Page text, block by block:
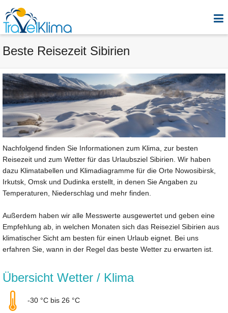
Beste Reisezeit Sibirien
Nachfolgend finden Sie Informationen zum Klima, zur besten
Reisezeit und zum Wetter für das Urlaubsziel Sibirien. Wir haben
dazu Klimatabellen und Klimadiagramme für die Orte Nowosibirsk,
Irkutsk, Omsk und Dudinka erstellt, in denen Sie Angaben zu
Temperaturen, Niederschlag und mehr finden.
Außerdem haben wir alle Messwerte ausgewertet und geben eine
Empfehlung ab, in welchen Monaten sich das Reiseziel Sibirien aus
klimatischer Sicht am besten für einen Urlaub eignet. Bei uns
erfahren Sie, wann in der Regel das beste Wetter zu erwarten ist.
Übersicht Wetter / Klima
-30 °C bis 26 °C